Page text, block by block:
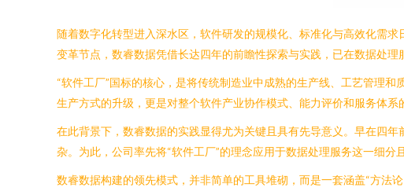
随着数字化转型进入深水区，软件研发的规模化、标准化与高效化需
变革节点，数睿数据凭借长达四年的前瞻性探索与实践，已在数据处
“软件工厂”国标的核心，是将传统制造业中成熟的生产线、工艺管理
生产方式的升级，更是对整个软件产业协作模式、能力评价和服务体
在此背景下，数睿数据的实践显得尤为关键且具有先导意义。早在四
杂。为此，公司率先将“软件工厂”的理念应用于数据处理服务这一细分
数睿数据构建的领先模式，并非简单的工具堆砌，而是一套涵盖“方法